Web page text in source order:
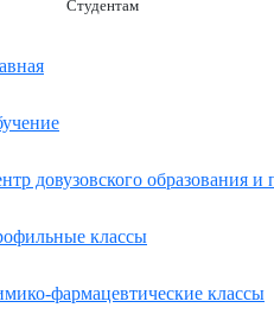
Студентам
довузовского образования
классы
фармацевтические классы